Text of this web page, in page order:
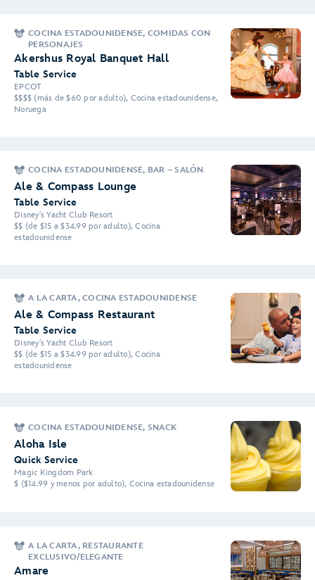
COCINA ESTADOUNIDENSE, COMIDAS CON
PERSONAJES
Akershus Royal Banquet Hall
Table Service
EPCOT
$$$$ (más de $60 por adulto), Cocina estadounidense,
Noruega
COCINA ESTADOUNIDENSE, BAR – SALÓN
Ale & Compass Lounge
Table Service
Disney's Yacht Club Resort
$$ (de $15 a $34.99 por adulto), Cocina
estadounidense
A LA CARTA, COCINA ESTADOUNIDENSE
Ale & Compass Restaurant
Table Service
Disney's Yacht Club Resort
$$ (de $15 a $34.99 por adulto), Cocina
estadounidense
COCINA ESTADOUNIDENSE, SNACK
Aloha Isle
Quick Service
Magic Kingdom Park
$ ($14.99 y menos por adulto), Cocina estadounidense
A LA CARTA, RESTAURANTE
EXCLUSIVO/ELEGANTE
Amare